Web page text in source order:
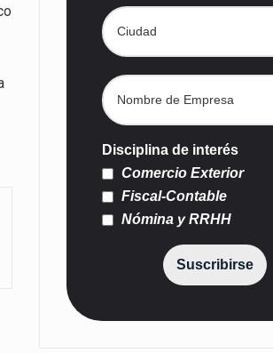
Disciplina de interés
Comercio Exterior
Fiscal-Contable
Nómina y RRHH
Suscribirse